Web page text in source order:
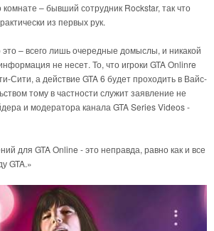
– бывший сотрудник Rockstar, так что
из первых рук.
– всего лишь очередные домыслы, и никакой
не несет. То, что игроки GTA Onlinre
Сити, а действие GTA 6 будет проходить в Вайс-
тому в частности служит заявление не
и модератора канала GTA Series Videos -
для GTA Online - это неправда, равно как и все
GTA.»